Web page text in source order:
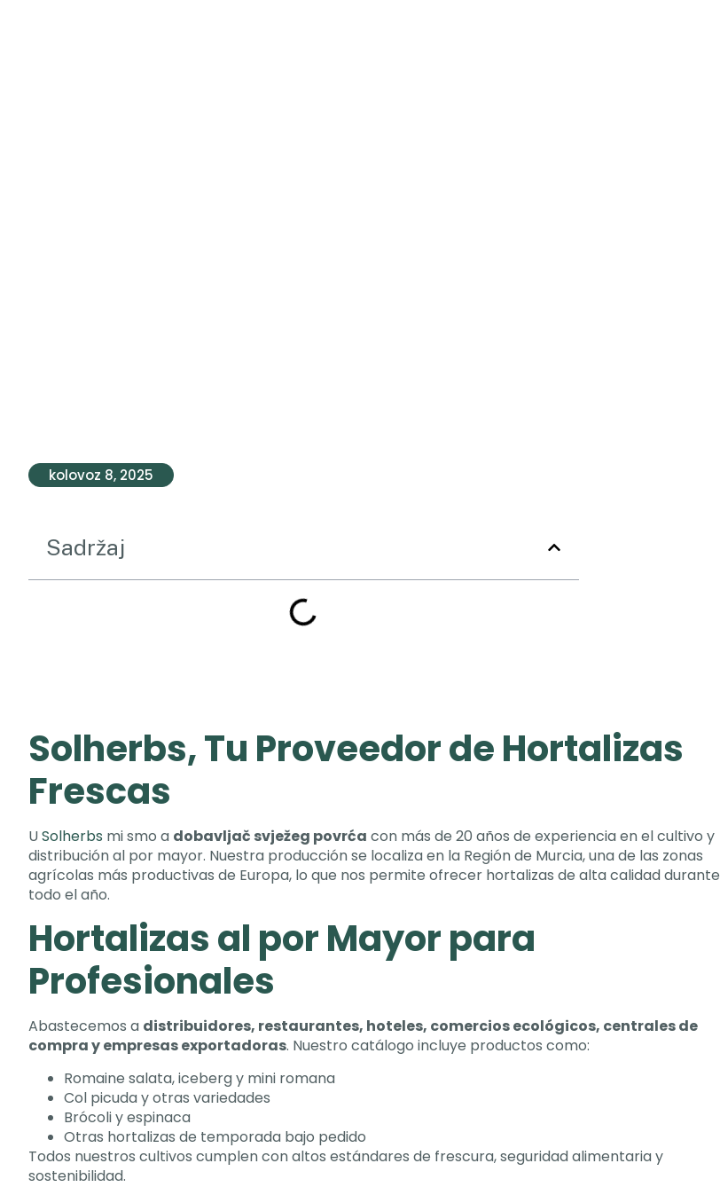
kolovoz 8, 2025
Sadržaj
Solherbs,Tu Proveedor de Hortalizas
Frescas
USolherbs mi smo a dobavljač svježeg povrća con más de 20 años de experiencia en el cultivo y
distribución al por mayor. Nuestra producción se localiza en la Región de Murcia,una de las zonas
agrícolas más productivas de Europa, lo que nos permite ofrecer hortalizas de alta calidad durante
todo el año.
Hortalizas al por Mayor para
Profesionales
Abastecemos a distribuidores, restaurantes, hoteles, comercios ecológicos, centrales de
compra y empresas exportadoras. Nuestro catálogo incluye productos como:
Romaine salata,iceberg y mini romana
Col picuda y otras variedades
Brócoli y espinaca
Otras hortalizas de temporada bajo pedido
Todos nuestros cultivos cumplen con altos estándares de frescura,seguridad alimentaria y
sostenibilidad.